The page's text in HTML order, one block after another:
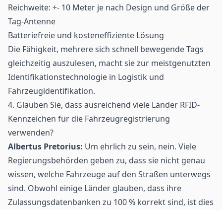
Reichweite: +- 10 Meter je nach Design und Größe der
Tag-Antenne
Batteriefreie und kosteneffiziente Lösung
Die Fähigkeit, mehrere sich schnell bewegende Tags
gleichzeitig auszulesen, macht sie zur meistgenutzten
Identifikationstechnologie in Logistik und
Fahrzeugidentifikation.
4. Glauben Sie, dass ausreichend viele Länder RFID-
Kennzeichen für die Fahrzeugregistrierung
verwenden?
Albertus Pretorius: Um ehrlich zu sein, nein. Viele
Regierungsbehörden geben zu, dass sie nicht genau
wissen, welche Fahrzeuge auf den Straßen unterwegs
sind. Obwohl einige Länder glauben, dass ihre
Zulassungsdatenbanken zu 100 % korrekt sind, ist dies